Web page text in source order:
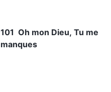
101 Oh mon Dieu, Tu me
manques